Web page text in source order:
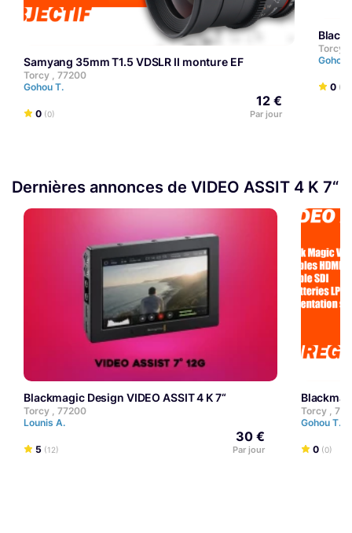
Samyang 35mm T1.5 VDSLR II monture EF
Torcy , 77200
Gohou T.
0 (0)
12 €
Par jour
Torcy ,
Gohou
0 (0)
Dernières annonces de VIDEO ASSIT 4 K 7“
Blackmagic Design VIDEO ASSIT 4 K 7“
Torcy , 77200
Lounis A.
5 (12)
30 €
Par jour
Torcy ,
Gohou T.
0 (0)